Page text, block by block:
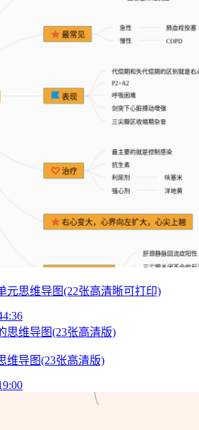
元思维导图(22张高清晰可打印)
维导图(23张高清版)